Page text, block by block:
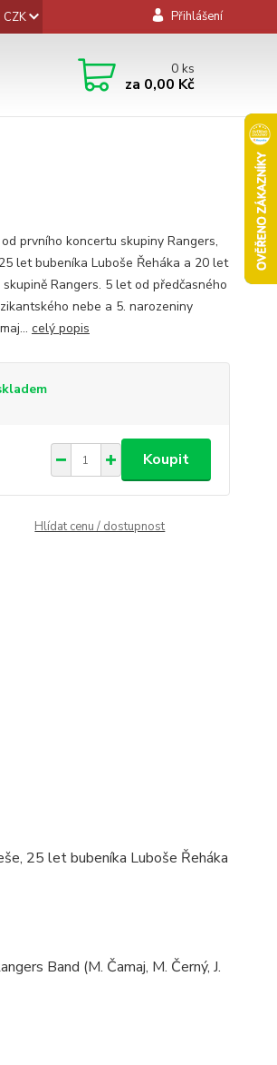
CZK Přihlášení
0ks
za 0,00 Kč
prvního koncertu skupiny Rangers,
let bubeníka Luboše Řeháka a 20 let
Rangers. 5 let od předčasného
nebe a 5. narozeniny
celý popis
Koupit
Hlídat cenu / dostupnost
25 let bubeníka Luboše Řeháka
Band (M. Čamaj, M. Černý, J.